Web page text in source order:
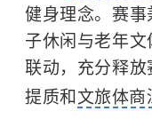
健身理念。赛
子休闲与老年
联动，充分释
提质和 文旅体商